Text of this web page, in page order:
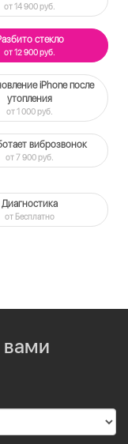
от 14 900 руб.
стекло
от 12 900 руб.
iPhone после
утопления
от 1 000 руб.
виброзвонок
от 7 900 руб.
Диагностика
от Бесплатно